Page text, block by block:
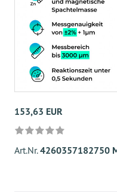
153,63 EUR
Art.Nr.4260357182750